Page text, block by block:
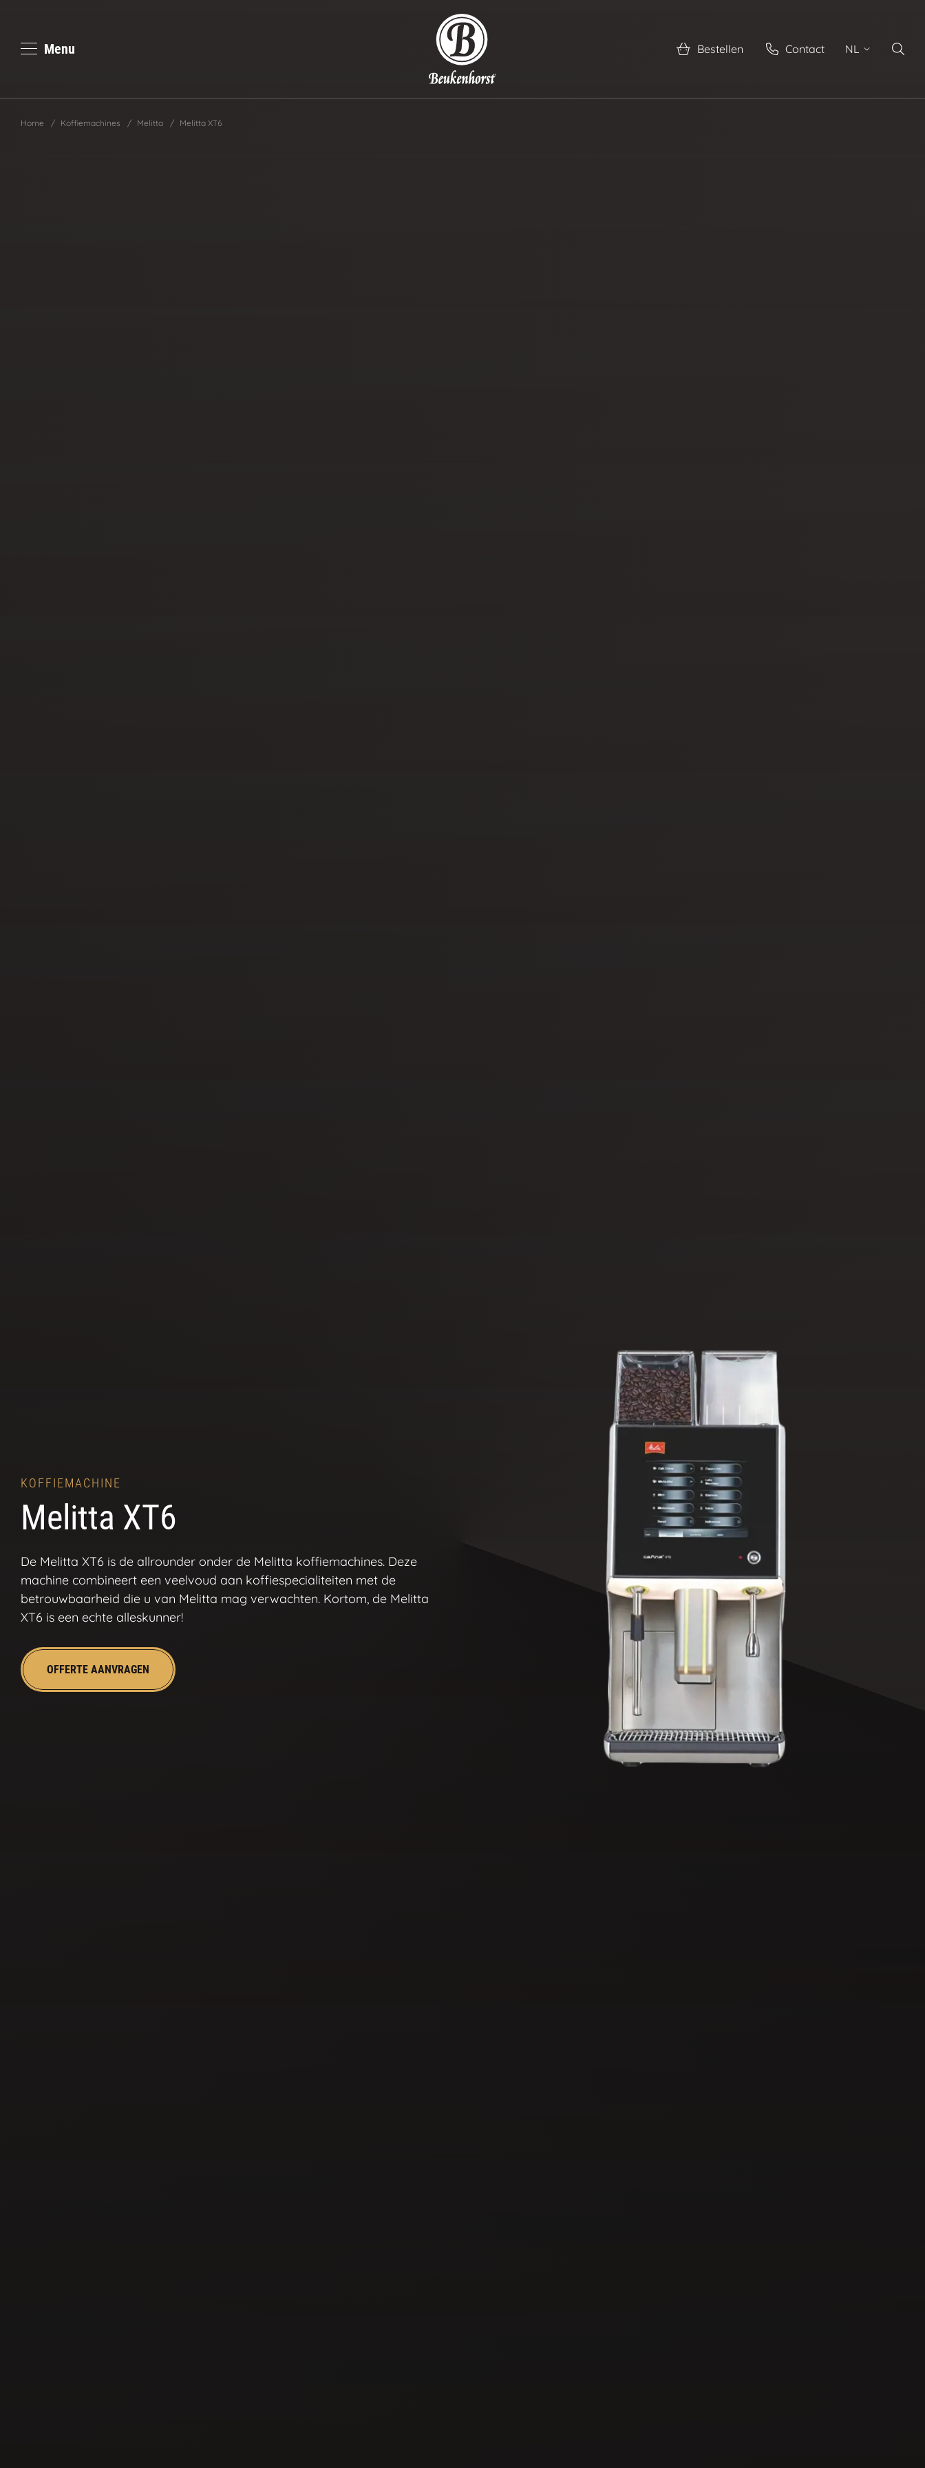
Menu Bestellen Contact NL
Home / Koffiemachines / Melitta / Melitta XT6
KOFFIEMACHINE
Melitta XT6
De Melitta XT6 is de allrounder onder de Melitta koffiemachines. Deze
machine combineert een veelvoud aan koffiespecialiteiten met de
betrouwbaarheid die u van Melitta mag verwachten. Kortom, de Melitta
XT6 is een echte alleskunner!
OFFERTE AANVRAGEN